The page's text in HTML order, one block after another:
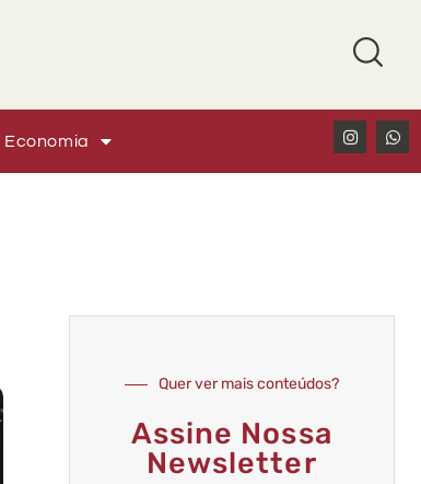
Economia
Quer ver mais conteúdos?
Assine Nossa
Newsletter